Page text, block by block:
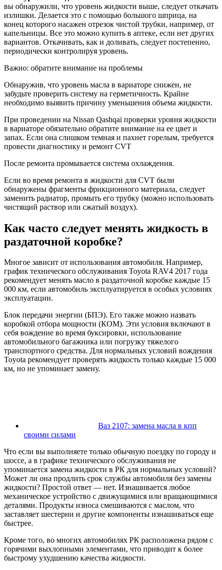
вы обнаружили, что уровень жидкости выше, следует откачать
излишки. Делается это с помощью большого шприца, на
конец которого насажен отрезок чистой трубки, например, от
капельницы. Все это можно купить в аптеке, если нет других
вариантов. Откачивать, как и доливать, следует постепенно,
периодически контролируя уровень.
Важно: обратите внимание на проблемы
Обнаружив, что уровень масла в вариаторе снижен, не
забудьте проверить систему на герметичность. Крайне
необходимо выявить причину уменьшения объема жидкости.
При проведении на Nissan Qashqai проверки уровня жидкости
в вариаторе обязательно обратите внимание на ее цвет и
запах. Если она слишком темная и пахнет горелым, требуется
провести диагностику и ремонт CVT
После ремонта промывается система охлаждения.
Если во время ремонта в жидкости для CVT были
обнаружены фрагменты фрикционного материала, следует
заменить радиатор, промыть его трубку (можно использовать
чистящий раствор или сжатый воздух).
Как часто следует менять жидкость в
раздаточной коробке?
Многое зависит от использования автомобиля. Например,
график технического обслуживания Toyota RAV4 2017 года
рекомендует менять масло в раздаточной коробке каждые 15
000 км, если автомобиль эксплуатируется в особых условиях
эксплуатации.
Блок передачи энергии (БПЭ). Его также можно назвать
коробкой отбора мощности (КОМ). Эти условия включают в
себя вождение во время буксировки, использование
автомобильного багажника или погрузку тяжелого
транспортного средства. Для нормальных условий вождения
Toyota рекомендует проверять жидкость только каждые 15 000
км, но не упоминает замену.
Ваз 2107: замена масла в кпп
своими силами
Что если вы выполняете только обычную поездку по городу и
шоссе, а в графике технического обслуживания не
упоминается замена жидкости в РК для нормальных условий?
Может ли она продлить срок службы автомобиля без замены
жидкости? Простой ответ — нет. Изнашивается любое
механическое устройство с движущимися или вращающимися
деталями. Продукты износа смешиваются с маслом, что
заставляет шестерни и другие компоненты изнашиваться еще
быстрее.
Кроме того, во многих автомобилях РК расположена рядом с
горячими выхлопными элементами, что приводит к более
быстрому ухудшению качества жидкости.